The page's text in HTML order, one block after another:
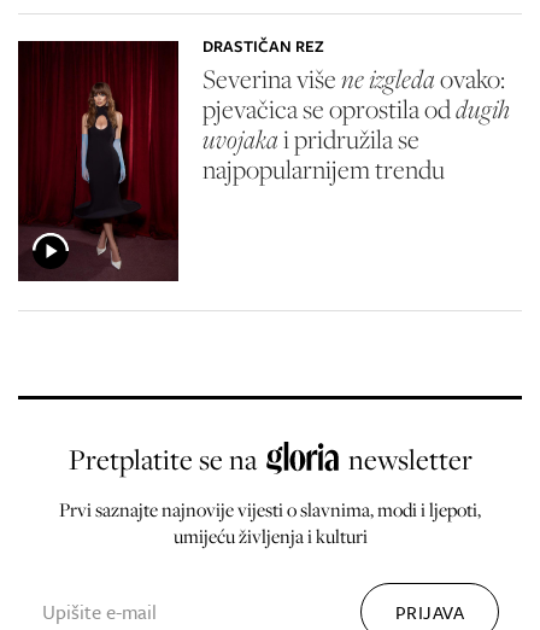
DRASTIČAN REZ
Severina višene izgledaovako:
pjevačica se oprostila oddugih
uvojakai pridružila se
najpopularnijem trendu
Pretplatite se na newsletter
Prvi saznajte najnovije vijesti o slavnima, modi i ljepoti,
umijeću življenja i kulturi